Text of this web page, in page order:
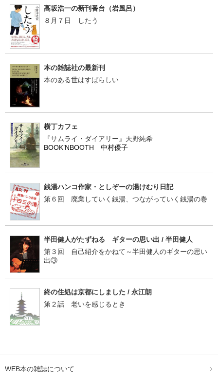
高坂浩一の新刊番台（岩風呂）
８月７日 したう
本の雑誌社の最新刊
本のある世はすばらしい
横丁カフェ
『サムライ・ダイアリー』天野純希
BOOK’NBOOTH 中村優子
銭湯ハンコ作家・としぞーの湯けむり日記
第６回 廃業していく銭湯、つながっていく銭湯の巻
半田健人がたずねる ギターの思い出 / 半田健人
第３回 自己紹介をかねて～半田健人のギターの思い
出③
終の住処は京都にしました / 永江朗
第２話 老いを感じるとき
WEB本の雑誌について